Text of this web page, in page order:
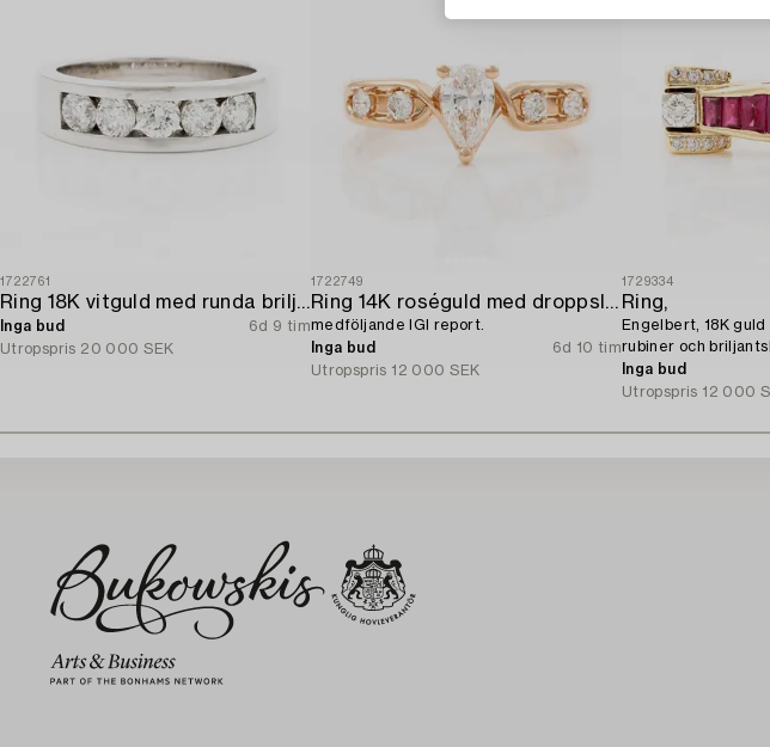
1722761
Ring 18K vitguld med runda briljantslipade diamanter.
Inga bud
6d 9 tim
Utropspris 20 000 SEK
1722749
Ring 14K roséguld med droppslipad diamant och briljantslipade diamanter,
medföljande IGI report.
Inga bud
6d 10 tim
Utropspris 12 000 SEK
1729334
Ring,
Engelbert, 18K
rubiner och
Inga bud
Utropspris 12 000